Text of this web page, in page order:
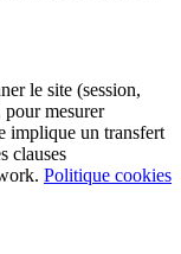
le site (session,
mesurer
implique un transfert
clauses
Politique cookies